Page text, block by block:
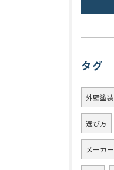
タグ
外壁塗装
選び方
メーカー